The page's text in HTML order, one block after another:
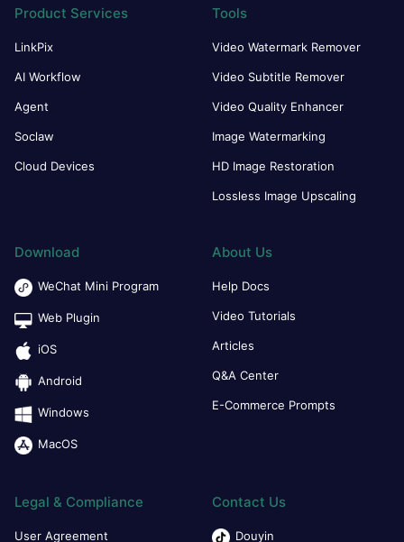
Product Services
LinkPix
AI Workflow
Agent
Soclaw
Cloud Devices
Tools
Video Watermark Remover
Video Subtitle Remover
Video Quality Enhancer
Image Watermarking
HD Image Restoration
Lossless Image Upscaling
Download
WeChat Mini Program
Web Plugin
iOS
Android
Windows
MacOS
About Us
Help Docs
Video Tutorials
Articles
Q&A Center
E-Commerce Prompts
Legal & Compliance
User Agreement
Contact Us
Douyin